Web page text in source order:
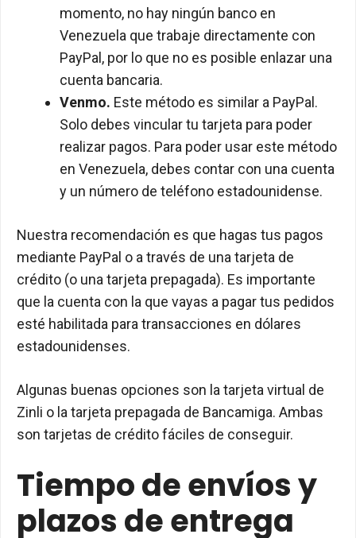
momento, no hay ningún banco en
Venezuela que trabaje directamente con
PayPal, por lo que no es posible enlazar una
cuenta bancaria.
Venmo. Este método es similar a PayPal.
Solo debes vincular tu tarjeta para poder
realizar pagos. Para poder usar este método
en Venezuela, debes contar con una cuenta
y un número de teléfono estadounidense.
Nuestra recomendación es que hagas tus pagos
mediante PayPal o a través de una tarjeta de
crédito (o una tarjeta prepagada). Es importante
que la cuenta con la que vayas a pagar tus pedidos
esté habilitada para transacciones en dólares
estadounidenses.
Algunas buenas opciones son la tarjeta virtual de
Zinli o la tarjeta prepagada de Bancamiga. Ambas
son tarjetas de crédito fáciles de conseguir.
Tiempo de envíos y
plazos de entrega